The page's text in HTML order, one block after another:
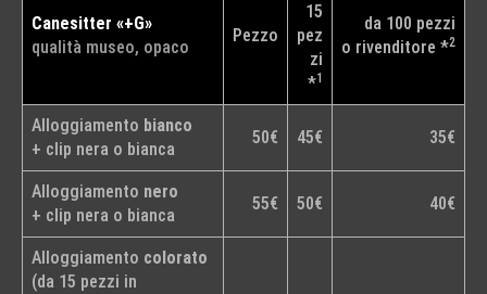
Canesitter «+G»
qualità museo, opaco
Pezzo
15
pez
zi
*1
da 100 pezzi
o rivenditore *2
Alloggiamento bianco
+ clip nera o bianca
50€ 45€ 35€
Alloggiamento nero
+ clip nera o bianca
55€ 50€ 40€
Alloggiamento colorato
(da 15 pezzi in